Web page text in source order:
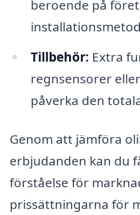
beroende på
Tillbehör: Extra
regnsensorer
påverka den
Genom att jämföra
erbjudanden kan du
förståelse för
prissättningarna för